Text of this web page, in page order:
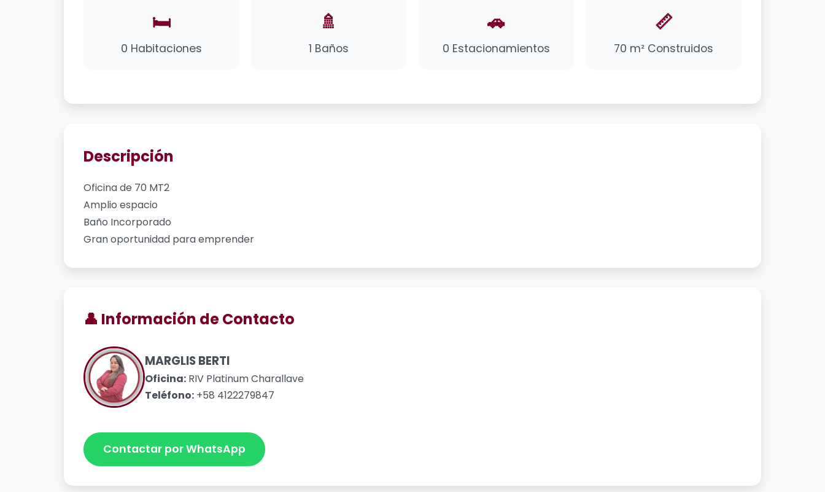
🛏️
0 Habitaciones
🚿
1 Baños
🚗
0 Estacionamientos
📏
70 m² Construidos
Descripción
Oficina de 70 MT2
Amplio espacio
Baño Incorporado
Gran oportunidad para emprender
👤 Información de Contacto
MARGLIS BERTI
Oficina: RIV Platinum Charallave
Teléfono: +58 4122279847
Contactar por WhatsApp